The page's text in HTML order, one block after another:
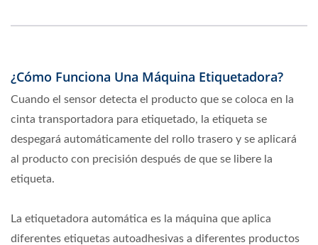
¿Cómo Funciona Una Máquina Etiquetadora?
Cuando el sensor detecta el producto que se coloca en la
cinta transportadora para etiquetado, la etiqueta se
despegará automáticamente del rollo trasero y se aplicará
al producto con precisión después de que se libere la
etiqueta.
La etiquetadora automática es la máquina que aplica
diferentes etiquetas autoadhesivas a diferentes productos